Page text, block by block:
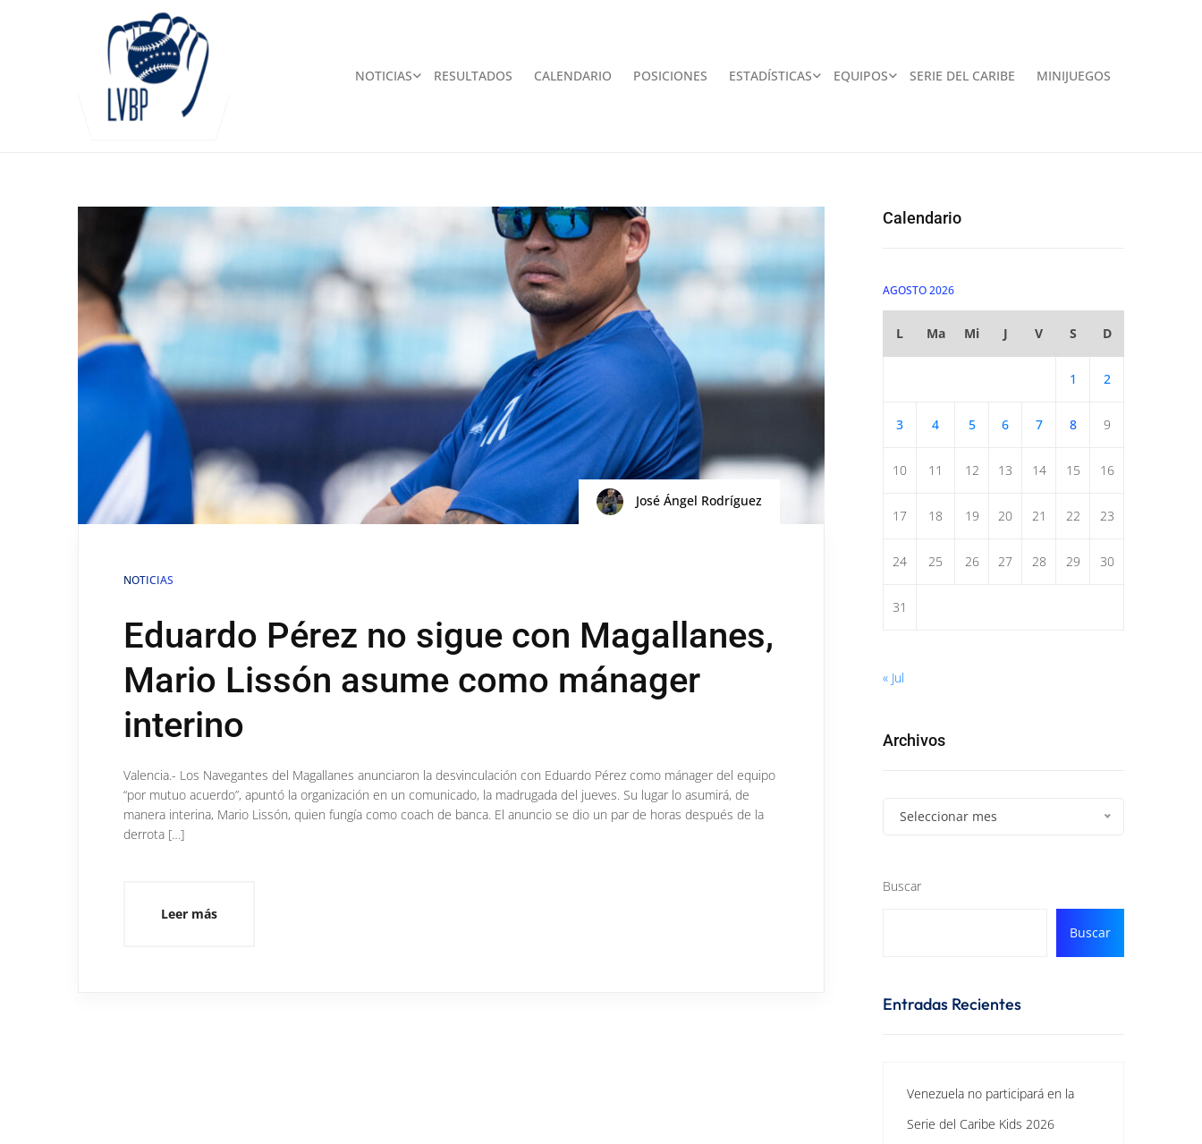
NOTICIAS RESULTADOS CALENDARIO POSICIONES ESTADÍSTICAS EQUIPOS SERIE DEL CARIBE MINIJUEGOS
José Ángel Rodríguez
NOTICIAS
Eduardo Pérez no sigue con Magallanes,
Mario Lissón asume como mánager
interino
Valencia.- Los Navegantes del Magallanes anunciaron la desvinculación con Eduardo Pérez como mánager del equipo
“por mutuo acuerdo”, apuntó la organización en un comunicado, la madrugada del jueves. Su lugar lo asumirá, de
manera interina, Mario Lissón, quien fungía como coach de banca. El anuncio se dio un par de horas después de la
derrota […]
Leer más
Calendario
AGOSTO 2026
L Ma Mi J V S D
1 2
3 4 5 6 7 8 9
10 11 12 13 14 15 16
17 18 19 20 21 22 23
24 25 26 27 28 29 30
31
« Jul
Archivos
Seleccionar mes
Buscar
Buscar
Entradas Recientes
Venezuela no participará en la
Serie del Caribe Kids 2026